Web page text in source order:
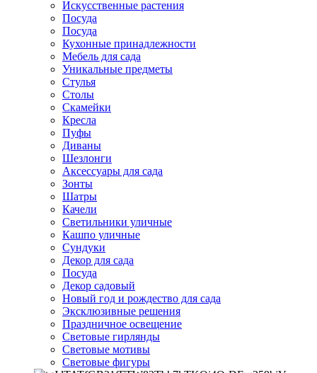
Искусственные растения
Посуда
Посуда
Кухонные принадлежности
Мебель для сада
Уникальные предметы
Стулья
Столы
Скамейки
Кресла
Пуфы
Диваны
Шезлонги
Аксессуары для сада
Зонты
Шатры
Качели
Cветильники уличные
Кашпо уличные
Сундуки
Декор для сада
Посуда
Декор садовый
Новый год и рождество для сада
Эксклюзивные решения
Праздничное освещение
Световые гирлянды
Световые мотивы
Световые фигуры